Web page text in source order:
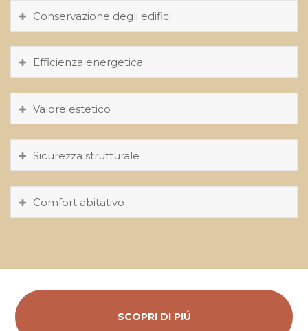
Conservazione degli edifici
Efficienza energetica
Valore estetico
Sicurezza strutturale
Comfort abitativo
SCOPRI DI PIÚ